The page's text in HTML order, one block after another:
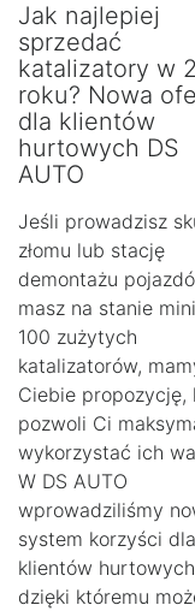
Jak najlepiej
sprzedać
katalizatory w
roku? Nowa
dla klientów
hurtowych DS
AUTO
Jeśli prowadzisz
złomu lub stację
demontażu
masz na stanie
100 zużytych
katalizatorów,
Ciebie propozycję,
pozwoli Ci
wykorzystać ich
W DS AUTO
wprowadziliśmy
system korzyści dla
klientów
dzięki któremu